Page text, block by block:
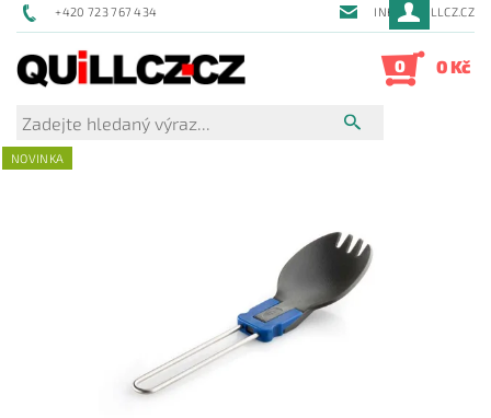
+420 723 767 434 INFO@QUILLCZ.CZ
0 0 Kč
NOVINKA